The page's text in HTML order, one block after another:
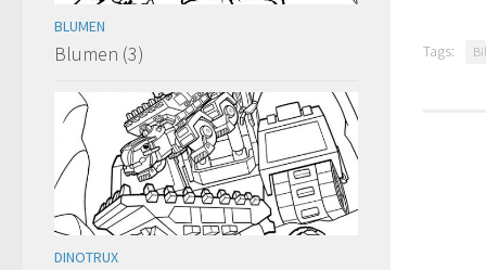
Tags:
BLUMEN
Blumen (3)
DINOTRUX